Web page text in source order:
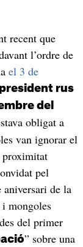
recent que
l’ordre de
el 3 de
rus
del
obligat a
van ignorar el
pel
de la
mongoles
del primer
” sobre una